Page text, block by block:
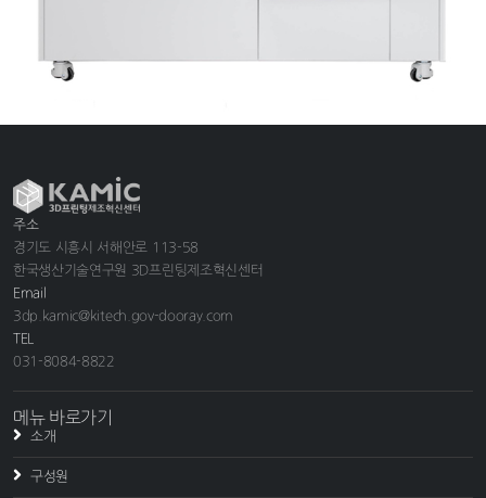
주소
경기도 시흥시 서해안로 113-58
한국생산기술연구원 3D프린팅제조혁신센터
Email
3dp.kamic@kitech.gov-dooray.com
TEL
031-8084-8822
메뉴 바로가기
소개
구성원